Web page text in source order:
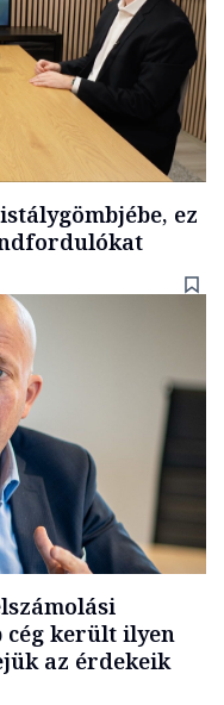
ez
cég került ilyen
az érdekeik